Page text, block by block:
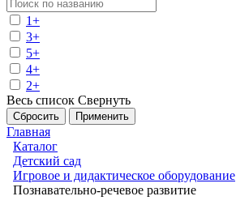
1+
3+
5+
4+
2+
Весь список Свернуть
Главная
Каталог
Детский сад
Игровое и дидактическое оборудование
Познавательно-речевое развитие